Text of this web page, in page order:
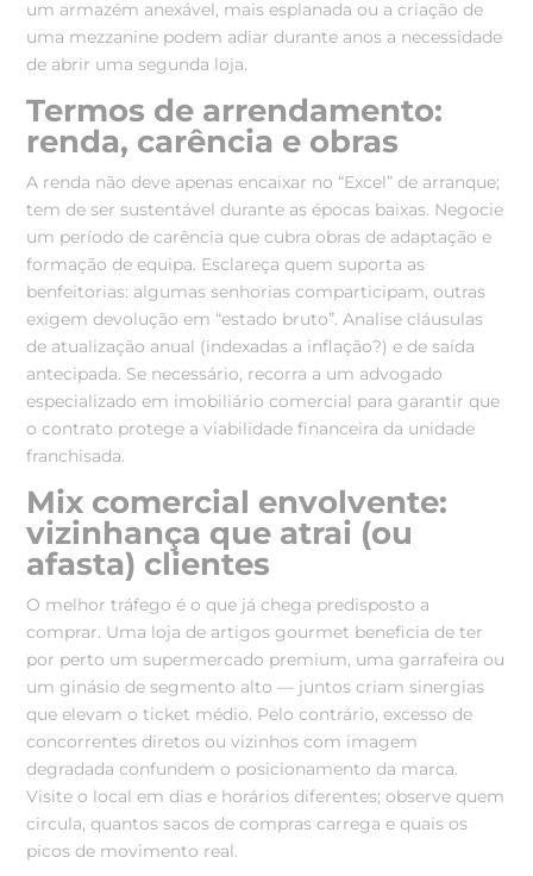
um armazém anexável, mais esplanada ou a criação de
uma mezzanine podem adiar durante anos a necessidade
de abrir uma segunda loja.
Termos de arrendamento:
renda, carência e obras
A renda não deve apenas encaixar no “Excel” de arranque;
tem de ser sustentável durante as épocas baixas. Negocie
um período de carência que cubra obras de adaptação e
formação de equipa. Esclareça quem suporta as
benfeitorias: algumas senhorias comparticipam, outras
exigem devolução em “estado bruto”. Analise cláusulas
de atualização anual (indexadas a inflação?) e de saída
antecipada. Se necessário, recorra a um advogado
especializado em imobiliário comercial para garantir que
o contrato protege a viabilidade financeira da unidade
franchisada.
Mix comercial envolvente:
vizinhança que atrai (ou
afasta) clientes
O melhor tráfego é o que já chega predisposto a
comprar. Uma loja de artigos gourmet beneficia de ter
por perto um supermercado premium, uma garrafeira ou
um ginásio de segmento alto — juntos criam sinergias
que elevam o ticket médio. Pelo contrário, excesso de
concorrentes diretos ou vizinhos com imagem
degradada confundem o posicionamento da marca.
Visite o local em dias e horários diferentes; observe quem
circula, quantos sacos de compras carrega e quais os
picos de movimento real.